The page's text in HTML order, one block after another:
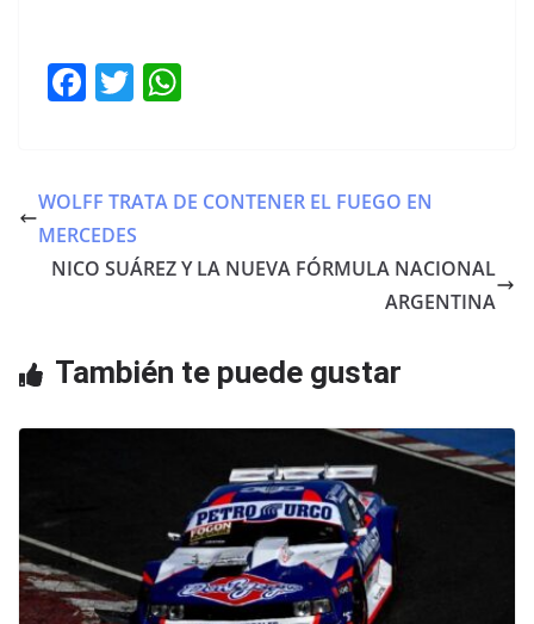
F
e
b
o
T
er s
p
WOLFF TRATA DE CONTENER EL FUEGO EN
MERCEDES
NICO SUÁREZ Y LA NUEVA FÓRMULA NACIONAL
ARGENTINA
También te puede gustar